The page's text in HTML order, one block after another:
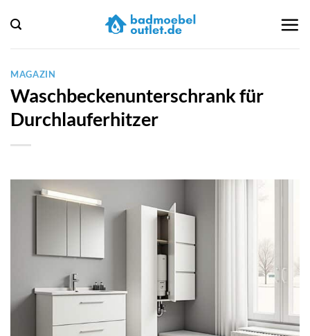
Inhalt
springen
MAGAZIN
Waschbeckenunterschrank für
Durchlauferhitzer